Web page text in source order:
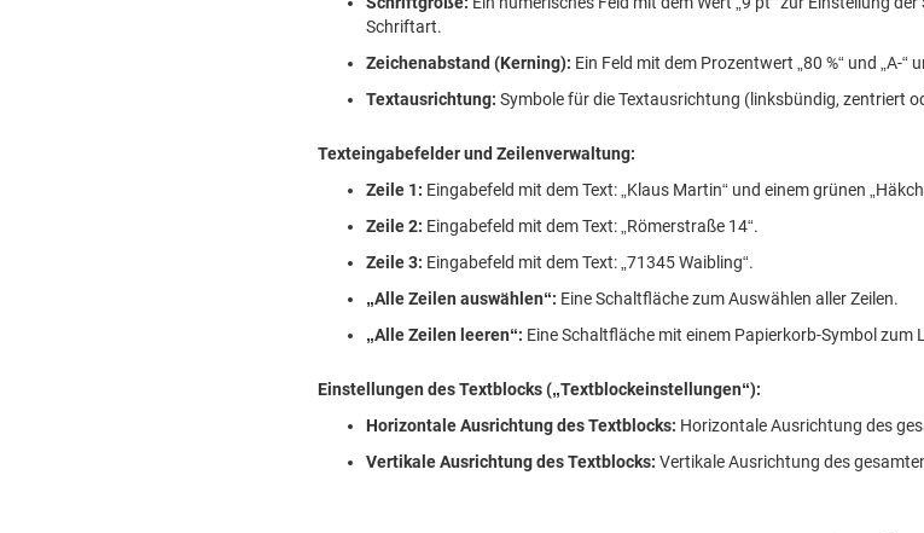
Schriftart.
Zeichenabstand (Kerning): Ein Feld mit dem Prozentwert „80 %“ und „A-
Textausrichtung: Symbole für die Textausrichtung (linksbündig, zentriert
Texteingabefelder und Zeilenverwaltung:
Zeile 1: Eingabefeld mit dem Text: „Klaus Martin“ und einem grünen
Zeile 2: Eingabefeld mit dem Text: „Römerstraße 14“.
Zeile 3: Eingabefeld mit dem Text: „71345 Waibling“.
„Alle Zeilen auswählen“: Eine Schaltfläche zum Auswählen aller Zeilen.
„Alle Zeilen leeren“: Eine Schaltfläche mit einem Papierkorb-Symbol zum
Einstellungen des Textblocks („Textblockeinstellungen“):
Horizontale Ausrichtung des Textblocks: Horizontale Ausrichtung des
Vertikale Ausrichtung des Textblocks: Vertikale Ausrichtung des